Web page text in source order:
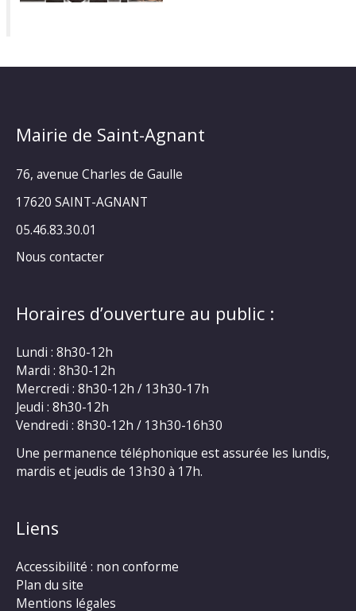
Mairie de Saint-Agnant
76, avenue Charles de Gaulle
17620 SAINT-AGNANT
05.46.83.30.01
Nous contacter
Horaires d’ouverture au public :
Lundi : 8h30-12h
Mardi : 8h30-12h
Mercredi : 8h30-12h / 13h30-17h
Jeudi : 8h30-12h
Vendredi : 8h30-12h / 13h30-16h30
Une permanence téléphonique est assurée les lundis,
mardis et jeudis de 13h30 à 17h.
Liens
Accessibilité : non conforme
Plan du site
Mentions légales